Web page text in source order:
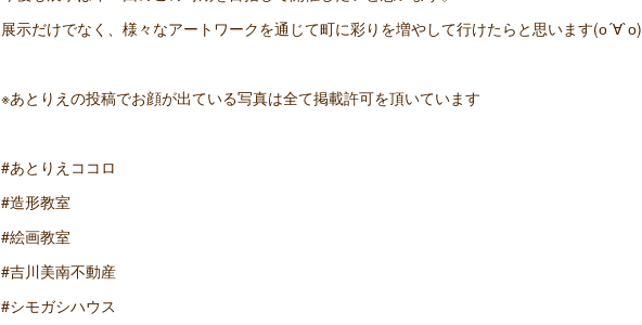
展示だけでなく、様々なアートワークを通じて町に彩りを増やして行けたらと思います(о´∀`о)
※あとりえの投稿でお顔が出ている写真は全て掲載許可を頂いています
#あとりえココロ
#造形教室
#絵画教室
#吉川美南不動産
#シモガシハウス